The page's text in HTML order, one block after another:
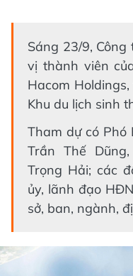
Sáng 23/9, Công
vị thành viên
Hacom
Khu du lịch sinh
Tham dự có Phó
Trần Thế
Trọng Hải; các
ủy, lãnh đạo
sở, ban, ngành,